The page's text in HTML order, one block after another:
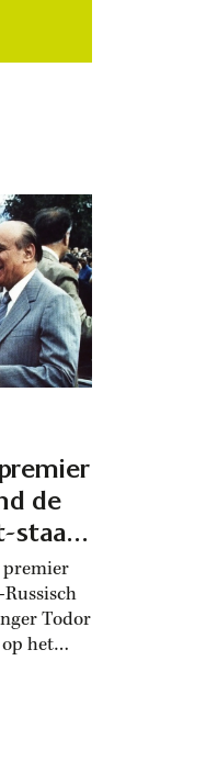
de
staat
premier
Todor
het
was zo